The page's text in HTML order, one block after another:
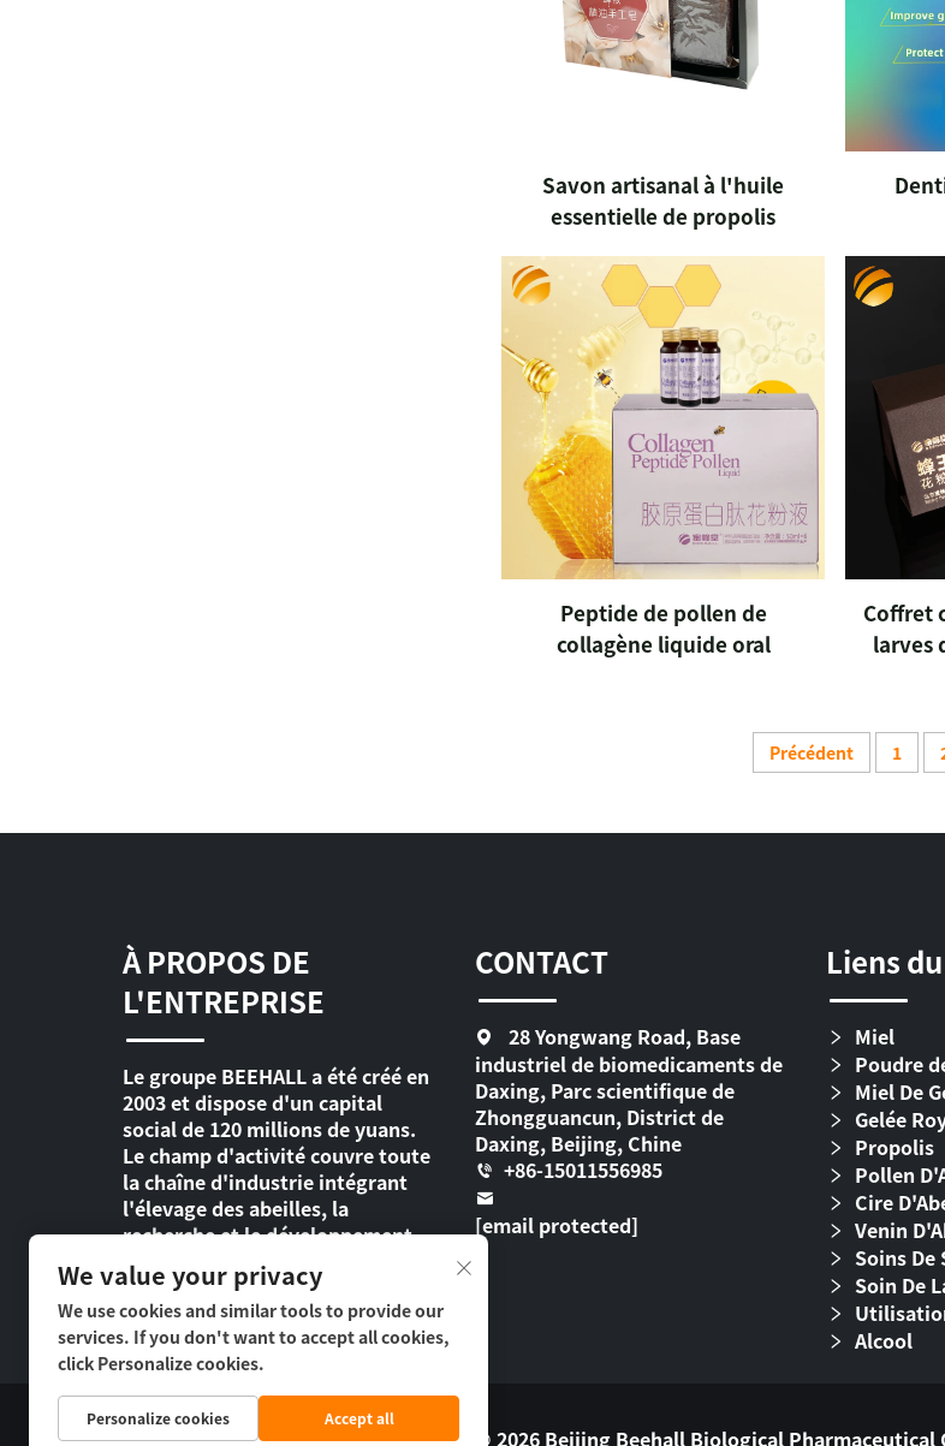
Savon artisanal à l'huile
essentielle de propolis
Peptide de pollen de
collagène liquide oral
Coffret
larves
Précédent 1
À PROPOS DE
L'ENTREPRISE
Le groupe BEEHALL a été créé en
2003 et dispose d'un capital
social de 120 millions de yuans.
Le champ d'activité couvre toute
la chaîne d'industrie intégrant
l'élevage des abeilles, la
recherche et le développement
des produits, la production, les
ventes, l'exportation ainsi que
des services OEM & ODM.
CONTACT
28 Yongwang Road, Base
industriel de biomedicaments de
Daxing, Parc scientifique de
Zhongguancun, District de
Daxing, Beijing, Chine
+86-15011556985
[email protected]
Liens
Miel
Poudre
Miel De
Gelée
Propolis
Pollen
Cire
Venin
Soins
Soin De
Alcool
Droit d’auteur © 2026 Beijing Beehall Biological Pharmaceutical
We value your privacy
We use cookies and similar tools to provide our
services. If you don't want to accept all cookies,
click Personalize cookies.
Personalize cookies Accept all